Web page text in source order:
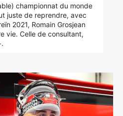
championnat du monde
juste de reprendre, avec
2021, Romain Grosjean
vie. Celle de consultant,